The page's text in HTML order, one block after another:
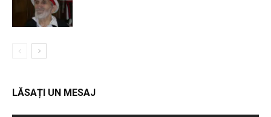
LĂSAȚI UN MESAJ